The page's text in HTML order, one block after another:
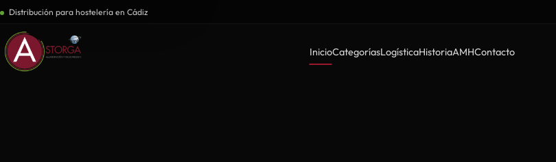
Distribución para hostelería en Cádiz
InicioCategoríasLogísticaHistoriaAMHContacto